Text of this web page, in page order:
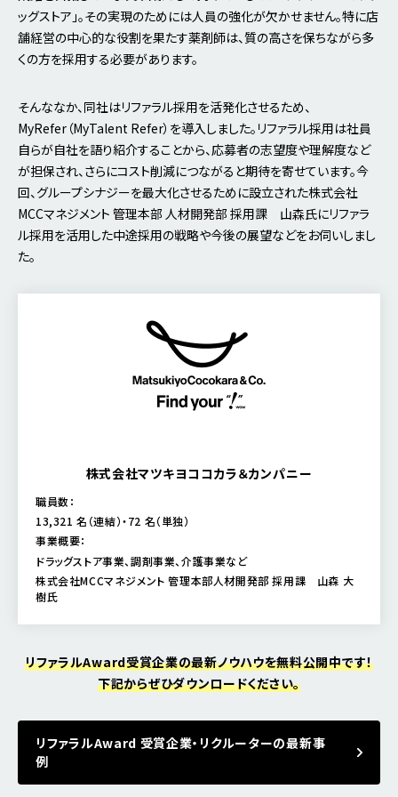
ッグストア」。その実現のためには人員の強化が欠かせません。特に店
舗経営の中心的な役割を果たす薬剤師は、質の高さを保ちながら多
くの方を採用する必要があります。
そんななか、同社はリファラル採用を活発化させるため、
MyRefer（MyTalent Refer）を導入しました。リファラル採用は社員
自らが自社を語り紹介することから、応募者の志望度や理解度など
が担保され、さらにコスト削減につながると期待を寄せています。今
回、グループシナジーを最大化させるために設立された株式会社
MCCマネジメント 管理本部 人材開発部 採用課 山森氏にリファラ
ル採用を活用した中途採用の戦略や今後の展望などをお伺いしまし
た。
株式会社マツキヨココカラ＆カンパニー
職員数：
13,321 名（連結）・72 名（単独）
事業概要：
ドラッグストア事業、調剤事業、介護事業など
株式会社MCCマネジメント 管理本部人材開発部 採用課 山森 大
樹氏
リファラルAward受賞企業の最新ノウハウを無料公開中です！
下記からぜひダウンロードください。
リファラルAward 受賞企業・リクルーターの最新事
例